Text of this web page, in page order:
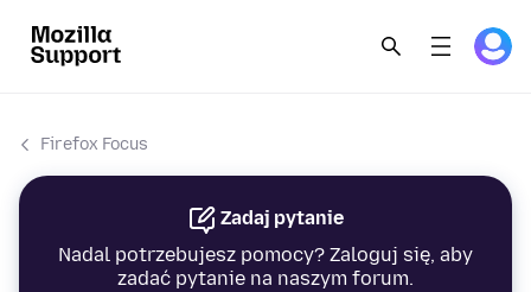
Firefox Focus
Zadaj pytanie
Nadal potrzebujesz pomocy? Zaloguj się, aby
zadać pytanie na naszym forum.